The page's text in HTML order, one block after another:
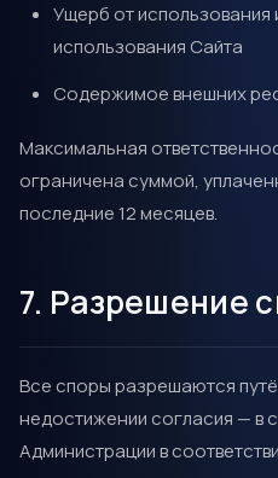
Ущерб от
использования Сайта
Содержимое внешних
Максимальная
ограничена суммой,
последние 12 месяцев.
7. Разрешение
Все споры разрешаются
недостижении согласия — в
Администрации в